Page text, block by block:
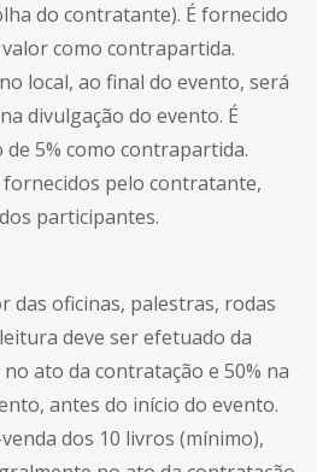
do contratante). É fornecido
como contrapartida.
local, ao final do evento, será
divulgação do evento. É
5% como contrapartida.
pelo contratante,
participantes.
das oficinas, palestras, rodas
deve ser efetuado da
ato da contratação e 50% na
antes do início do evento.
dos 10 livros (mínimo),